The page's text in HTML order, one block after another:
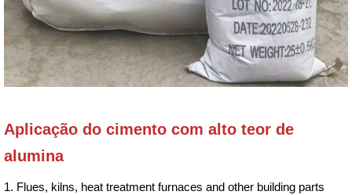
Aplicação do cimento com alto teor de
alumina
1. Flues, kilns, heat treatment furnaces and other building parts